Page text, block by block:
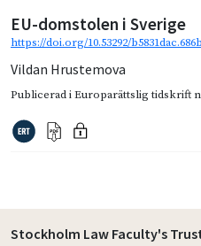
EU-domstolen i Sverige
https://doi.org/10.53292/
Vildan Hrustemova
Publicerad iEuroparättslig tidskrift
Stockholm Law Faculty's